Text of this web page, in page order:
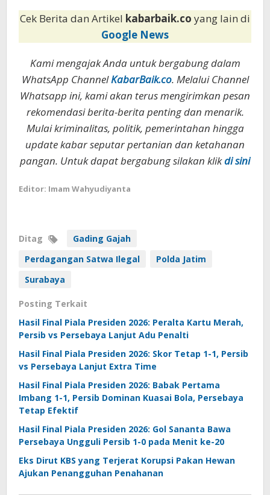
Cek Berita dan Artikel kabarbaik.co yang lain di
Google News
Kami mengajak Anda untuk bergabung dalam
WhatsApp ChannelKabarBaik.co. Melalui Channel
Whatsapp ini, kami akan terus mengirimkan pesan
rekomendasi berita-berita penting dan menarik.
Mulai kriminalitas, politik, pemerintahan hingga
update kabar seputar pertanian dan ketahanan
pangan. Untuk dapat bergabung silakan klikdi sini
Editor: Imam Wahyudiyanta
Ditag
Gading Gajah
Perdagangan Satwa Ilegal
Polda Jatim
Surabaya
Posting Terkait
Hasil Final Piala Presiden 2026: Peralta Kartu Merah,
Persib vs Persebaya Lanjut Adu Penalti
Hasil Final Piala Presiden 2026: Skor Tetap 1-1, Persib
vs Persebaya Lanjut Extra Time
Hasil Final Piala Presiden 2026: Babak Pertama
Imbang 1-1, Persib Dominan Kuasai Bola, Persebaya
Tetap Efektif
Hasil Final Piala Presiden 2026: Gol Sananta Bawa
Persebaya Ungguli Persib 1-0 pada Menit ke-20
Eks Dirut KBS yang Terjerat Korupsi Pakan Hewan
Ajukan Penangguhan Penahanan